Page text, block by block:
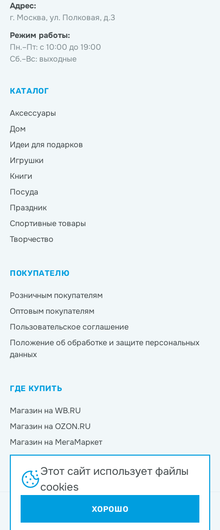
Адрес:
г. Москва, ул. Полковая, д.3
Режим работы:
Пн.–Пт: с 10:00 до 19:00
Сб.–Вс: выходные
КАТАЛОГ
Аксессуары
Дом
Идеи для подарков
Игрушки
Книги
Посуда
Праздник
Спортивные товары
Творчество
ПОКУПАТЕЛЮ
Розничным покупателям
Оптовым покупателям
Пользовательское соглашение
Положение об обработке и защите персональных
данных
ГДЕ КУПИТЬ
Магазин на WB.RU
Магазин на OZON.RU
Магазин на МегаМаркет
Магазин на Яндекс.Маркет
Магазин на Магнит Маркет
Интернет-магазин ND Play © 2026
Этот сайт использует файлы
cookies
ХОРОШО